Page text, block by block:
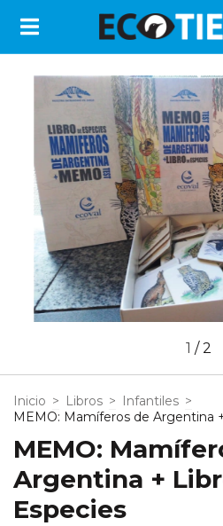
1 /2
Inicio > Libros > Infantiles >
MEMO: Mamíferos de Argentina
MEMO:
Argentina +
Especies